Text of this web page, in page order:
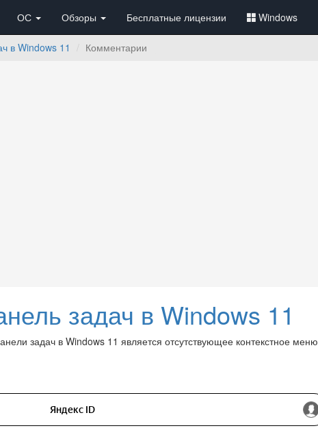
ОС Обзоры Бесплатные лицензии Windows
в Windows 11 Комментарии
задач в Windows 11
задач в Windows 11 является отсутствующее контекстное меню